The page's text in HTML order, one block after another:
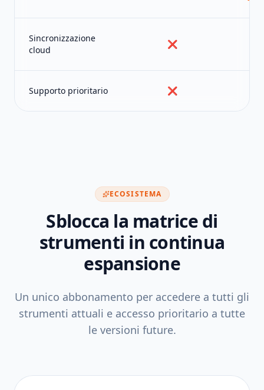
Sincronizzazione
cloud
❌
Supporto prioritario ❌
ECOSISTEMA
Sblocca la matrice di
strumenti in continua
espansione
Un unico abbonamento per accedere a tutti gli
strumenti attuali e accesso prioritario a tutte
le versioni future.